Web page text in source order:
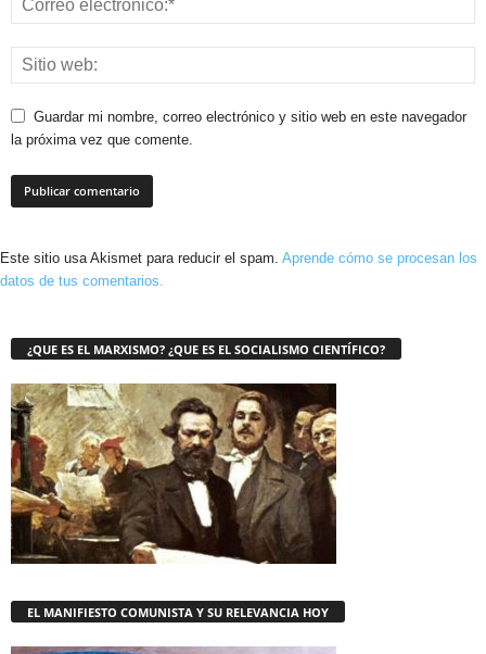
Guardar mi nombre, correo electrónico y sitio web en este navegador
la próxima vez que comente.
Este sitio usa Akismet para reducir el spam. Aprende cómo se procesan los
datos de tus comentarios.
¿QUE ES EL MARXISMO? ¿QUE ES EL SOCIALISMO CIENTÍFICO?
EL MANIFIESTO COMUNISTA Y SU RELEVANCIA HOY